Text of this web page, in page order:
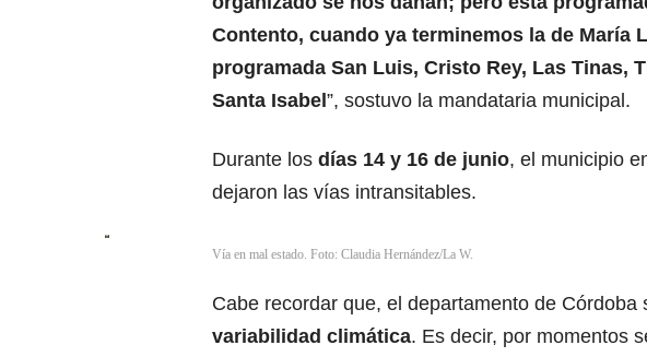
Contento, cuando ya terminemos la de María
programada San Luis, Cristo Rey, Las Tinas,
Santa Isabel ”, sostuvo la mandataria municipal.
Durante los días 14 y 16 de junio, el municipio
dejaron las vías intransitables.
Vía en mal estado. Foto: Claudia Hernández/La W.
Cabe recordar que, el departamento de Córdoba
variabilidad climática. Es decir, por momentos